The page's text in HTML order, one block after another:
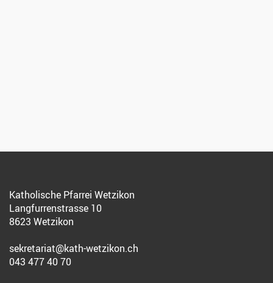
Katholische Pfarrei Wetzikon
Langfurrenstrasse 10
8623 Wetzikon
sekretariat@kath-wetzikon.ch
043 477 40 70